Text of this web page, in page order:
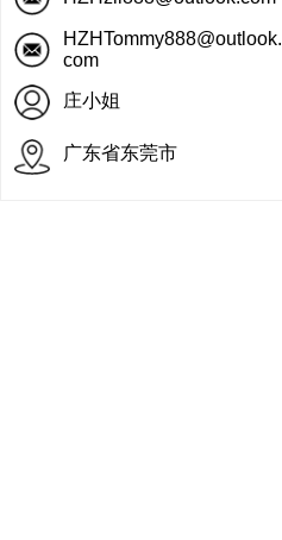
HZHTommy888@outlook.
com
庄小姐
广东省东莞市